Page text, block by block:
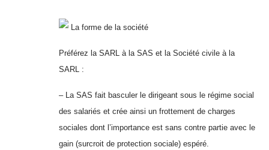
La forme de la société
Préférez la SARL à la SAS et la Société civile à la
SARL :
– La SAS fait basculer le dirigeant sous le régime social
des salariés et crée ainsi un frottement de charges
sociales dont l’importance est sans contre partie avec le
gain (surcroit de protection sociale) espéré.